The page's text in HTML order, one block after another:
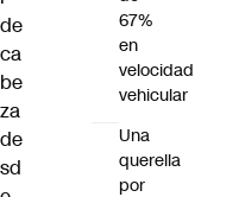
de
ca
be
za
de
sd
67%
en
velocidad
vehicular
Una
querella
por